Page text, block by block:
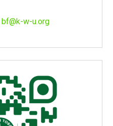
bf@k-w-u.org